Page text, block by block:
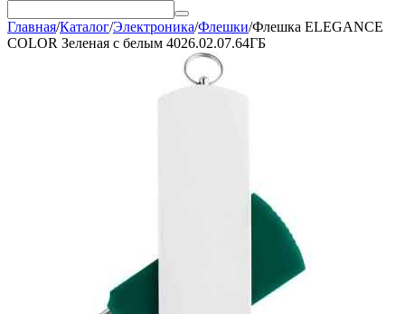
Главная/Каталог/Электроника/Флешки/Флешка ELEGANCE
COLOR Зеленая с белым 4026.02.07.64ГБ